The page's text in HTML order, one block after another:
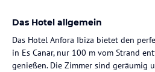
Das Hotel allgemein
Das Hotel Anfora Ibiza bietet den
in Es Canar, nur 100 m vom Strand
genießen. Die Zimmer sind geräumig